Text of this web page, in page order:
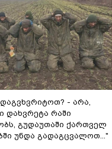
- არა,
დახვრეტა რაში
გუდაუთაში ქართველ
უნდა გადაგცვალოთ..."